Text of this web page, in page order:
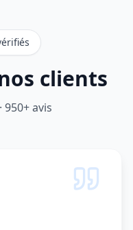
clients
950+ avis